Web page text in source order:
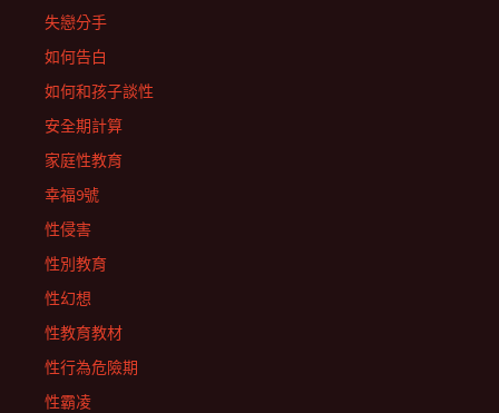
失戀分手
如何告白
如何和孩子談性
安全期計算
家庭性教育
幸福9號
性侵害
性別教育
性幻想
性教育教材
性行為危險期
性霸凌